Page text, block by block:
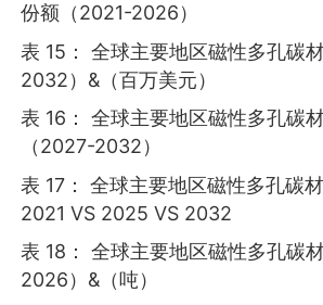
份额（2021-2026）
表 15： 全球主要地区磁性多孔碳
2032）&（百万美元）
表 16： 全球主要地区磁性多孔碳
（2027-2032）
表 17： 全球主要地区磁性多孔碳
2021 VS 2025 VS 2032
表 18： 全球主要地区磁性多孔碳
2026）&（吨）